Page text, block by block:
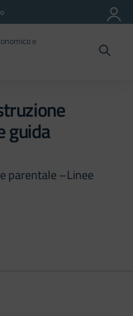
e
guida
parentale –Linee